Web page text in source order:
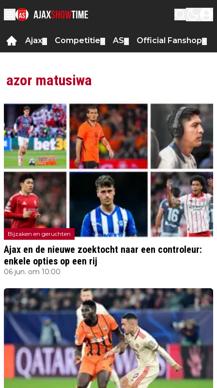
Ajax Competitie AS Official Fanshop
azor matusiwa
Bijzaken en geruchten
Ajax en de nieuwe zoektocht naar een controleur:
enkele opties op een rij
06 jun. om 10:00